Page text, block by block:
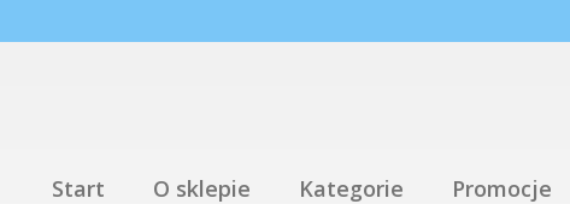
Start O sklepie Kategorie Promocje